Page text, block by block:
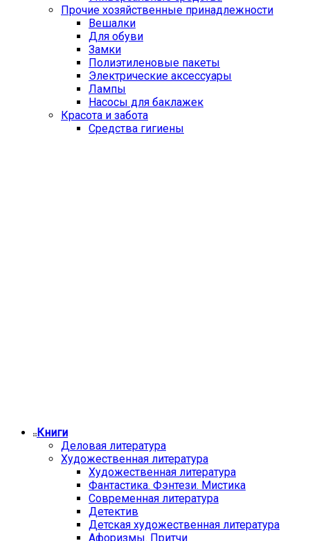
Прочие хозяйственные принадлежности
Вешалки
Для обуви
Замки
Полиэтиленовые пакеты
Электрические аксессуары
Лампы
Насосы для баклажек
Красота и забота
Средства гигиены
Книги
Деловая литература
Художественная литература
Художественная литература
Фантастика. Фэнтези. Мистика
Современная литература
Детектив
Детская художественная литература
Афоризмы. Притчи